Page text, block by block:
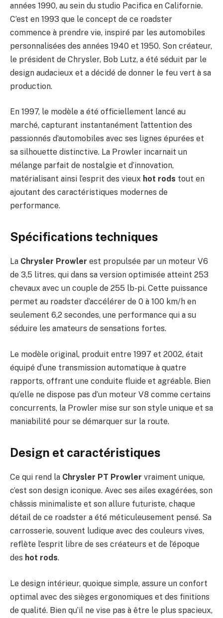
années 1990, au sein du studio Pacifica en Californie.
C’est en 1993 que le concept de ce roadster
commence à prendre vie, inspiré par les automobiles
personnalisées des années 1940 et 1950. Son créateur,
le président de Chrysler, Bob Lutz, a été séduit par le
design audacieux et a décidé de donner le feu vert à sa
production.
En 1997, le modèle a été officiellement lancé au
marché, capturant instantanément l’attention des
passionnés d’automobiles avec ses lignes épurées et
sa silhouette distinctive. La Prowler incarnait un
mélange parfait de nostalgie et d’innovation,
matérialisant ainsi l’esprit des vieux hot rods tout en
ajoutant des caractéristiques modernes de
performance.
Spécifications techniques
La Chrysler Prowler est propulsée par un moteur V6
de 3,5 litres, qui dans sa version optimisée atteint 253
chevaux avec un couple de 255 lb-pi. Cette puissance
permet au roadster d’accélérer de 0 à 100 km/h en
seulement 6,2 secondes, une performance qui a su
séduire les amateurs de sensations fortes.
Le modèle original, produit entre 1997 et 2002, était
équipé d’une transmission automatique à quatre
rapports, offrant une conduite fluide et agréable. Bien
qu’elle ne dispose pas d’un moteur V8 comme certains
concurrents, la Prowler mise sur son style unique et sa
maniabilité pour se démarquer sur la route.
Design et caractéristiques
Ce qui rend la Chrysler PT Prowler vraiment unique,
c’est son design iconique. Avec ses ailes exagérées, son
châssis minimaliste et son allure futuriste, chaque
détail de ce roadster a été méticuleusement pensé. Sa
carrosserie, souvent ludique avec des couleurs vives,
reflète l’esprit libre de ses créateurs et de l’époque
des hot rods.
Le design intérieur, quoique simple, assure un confort
optimal avec des sièges ergonomiques et des finitions
de qualité. Bien qu’il ne vise pas à être le plus spacieux,